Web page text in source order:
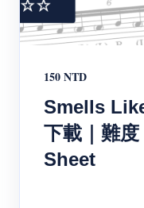
150 NTD
Smells
下載｜難度
Sheet